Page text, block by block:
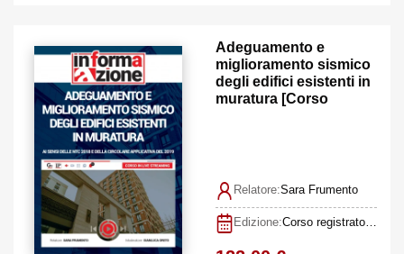
Adeguamento e
miglioramento sismico
degli edifici esistenti in
muratura [Corso
Relatore:Sara Frumento
Edizione: Corso registrato I edizione aprile 2022